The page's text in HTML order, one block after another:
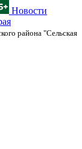
Новости
района "Сельская